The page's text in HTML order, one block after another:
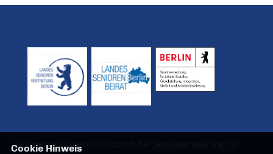
Wir werden unterstützt durch die Senatsverwaltung für
Cookie Hinweis